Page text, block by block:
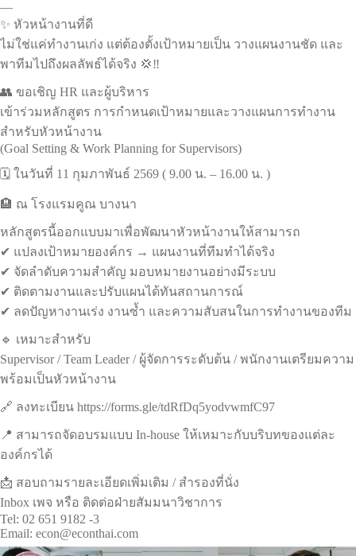
—
✨ หัวหน้างานที่ดี
ไม่ใช่แค่ทำงานเก่ง แต่ต้องตั้งเป้าหมายเป็น วางแผนงานชัด และ
พาทีมไปถึงผลลัพธ์ได้จริง 💢‼️
👥 ขอเชิญ HR และผู้บริหาร
เข้าร่วมหลักสูตร การกำหนดเป้าหมายและวางแผนการทำงาน
สำหรับหัวหน้างาน
(Goal Setting & Work Planning for Supervisors)
🗓️ ในวันที่ 11 กุมภาพันธ์ 2569 ( 9.00 น. – 16.00 น. )
🏨 ณ โรงแรมคูณ บางนา
หลักสูตรนี้ออกแบบมาเพื่อพัฒนาหัวหน้างานให้สามารถ
✔ แปลงเป้าหมายองค์กร → แผนงานที่ทีมทำได้จริง
✔ จัดลำดับความสำคัญ มอบหมายงานอย่างมีระบบ
✔ ติดตามงานและปรับแผนได้ทันสถานการณ์
✔ ลดปัญหางานเร่ง งานซ้ำ และความสับสนในการทำงานของทีม
🔹 เหมาะสำหรับ
Supervisor / Team Leader / ผู้จัดการระดับต้น / พนักงานเตรียมความ
พร้อมเป็นหัวหน้างาน
🔗 ลงทะเบียน https://forms.gle/tdRfDq5yodvwmfC97
📍 สามารถจัดอบรมแบบ In-house ให้เหมาะกับบริบทของแต่ละ
องค์กรได้
📩 สอบถามรายละเอียดเพิ่มเติม / สำรองที่นั่ง
Inbox เพจ หรือ ติดต่อฝ่ายสัมมนาวิชาการ
Tel: 02 651 9182 -3
Email: econ@econthai.com